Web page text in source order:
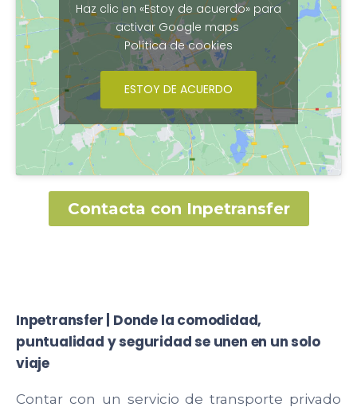
Haz clic en «Estoy de acuerdo» para
activar Google maps
Política de cookies
ESTOY DE ACUERDO
Contacta con Inpetransfer
Inpetransfer | Donde la comodidad,
puntualidad y seguridad se unen en un solo
viaje
Contar con un servicio de transporte privado